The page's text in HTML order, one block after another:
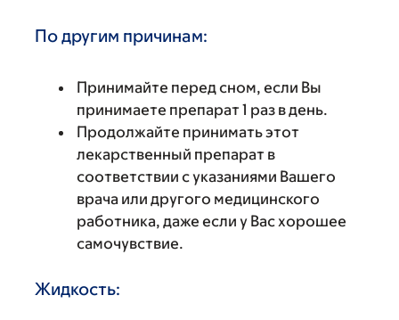
По другим причинам:
Принимайте перед сном, если Вы
принимаете препарат 1 раз в день.
Продолжайте принимать этот
лекарственный препарат в
соответствии с указаниями Вашего
врача или другого медицинского
работника, даже если у Вас хорошее
самочувствие.
Жидкость: